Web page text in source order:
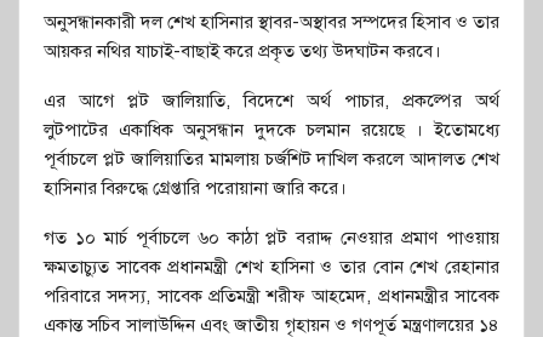
অনুসন্ধানকারী দল শেখ হাসিনার স্থাবর-অস্থাবর সম্পদের হিসাব ও তার
আয়কর নথির যাচাই-বাছাই করে প্রকৃত তথ্য উদঘাটন করবে।
এর আগে প্লট জালিয়াতি, বিদেশে অর্থ পাচার, প্রকল্পের অর্থ
লুটপাটের একাধিক অনুসন্ধান দুদকে চলমান রয়েছে । ইতোমধ্যে
পূর্বাচলে প্লট জালিয়াতির মামলায় চর্জশিট দাখিল করলে আদালত শেখ
হাসিনার বিরুদ্ধে গ্রেপ্তারি পরোয়ানা জারি করে।
গত ১০ মার্চ পূর্বাচলে ৬০ কাঠা প্লট বরাদ্দ নেওয়ার প্রমাণ পাওয়ায়
ক্ষমতাচ্যুত সাবেক প্রধানমন্ত্রী শেখ হাসিনা ও তার বোন শেখ রেহানার
পরিবারে সদস্য, সাবেক প্রতিমন্ত্রী শরীফ আহমেদ, প্রধানমন্ত্রীর সাবেক
একান্ত সচিব সালাউদ্দিন এবং জাতীয় গৃহায়ন ও গণপূর্ত মন্ত্রণালয়ের ১৪